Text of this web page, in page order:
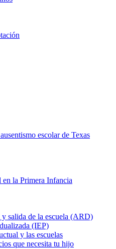
escolar de Texas
en la Primera Infancia
salida de la escuela (ARD)
(IEP)
y las escuelas
que necesita tu hijo